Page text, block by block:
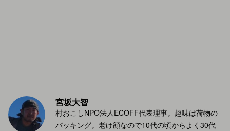
宮坂大智
村おこしNPO法人ECOFF代表理事。趣味は荷物の
パッキング。老け顔なので10代の頃からよく30代